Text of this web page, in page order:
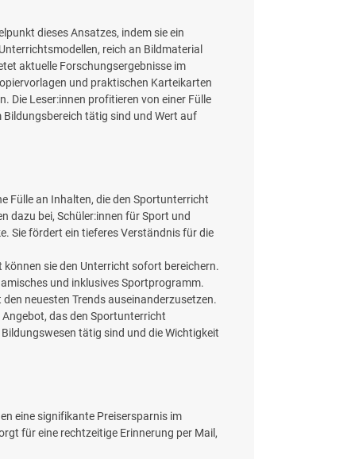
dieses Ansatzes, indem sie ein
reich an Bildmaterial
aktuelle Forschungsergebnisse im
und praktischen Karteikarten
Die Leser:innen profitieren von einer Fülle
Bildungsbereich tätig sind und Wert auf
Fülle an Inhalten, die den Sportunterricht
dazu bei, Schüler:innen für Sport und
Sie fördert ein tieferes Verständnis für die
sie den Unterricht sofort bereichern.
und inklusives Sportprogramm.
neuesten Trends auseinanderzusetzen.
das den Sportunterricht
tätig sind und die Wichtigkeit
eine signifikante Preisersparnis im
für eine rechtzeitige Erinnerung per Mail,